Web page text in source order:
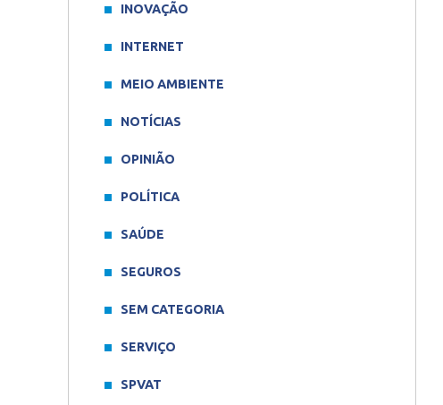
INOVAÇÃO
INTERNET
MEIO AMBIENTE
NOTÍCIAS
OPINIÃO
POLÍTICA
SAÚDE
SEGUROS
SEM CATEGORIA
SERVIÇO
SPVAT